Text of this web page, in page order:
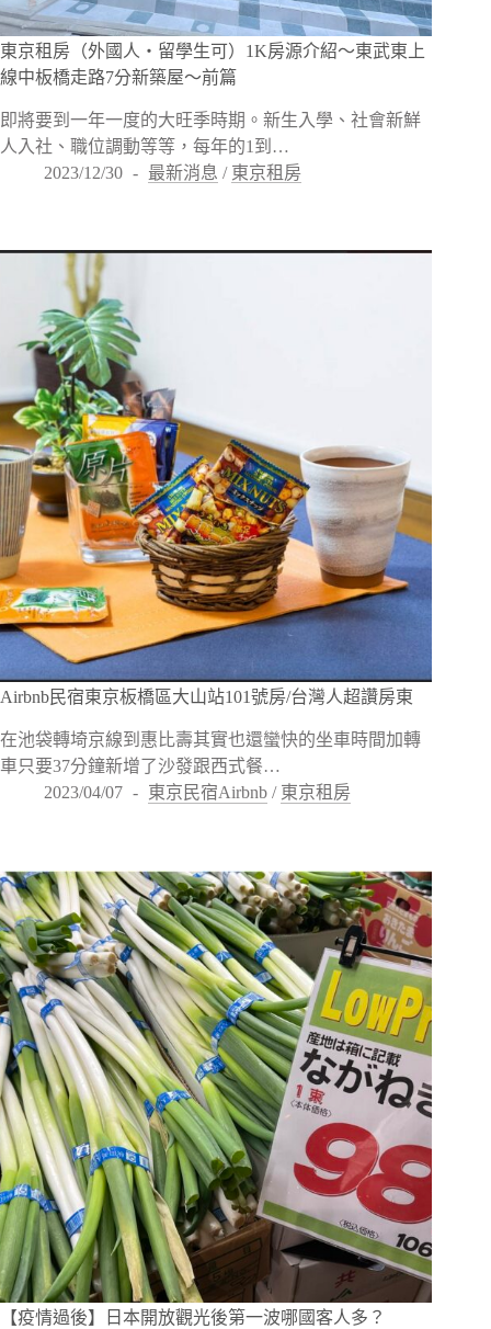
東京租房（外國人・留學生可）1K房源介紹〜東武東上
線中板橋走路7分新築屋〜前篇
即將要到一年一度的大旺季時期。新生入學、社會新鮮
人入社、職位調動等等，每年的1到…
2023/12/30
最新消息 / 東京租房
Airbnb民宿東京板橋區大山站101號房/台灣人超讚房東
在池袋轉埼京線到惠比壽其實也還蠻快的坐車時間加轉
車只要37分鐘新增了沙發跟西式餐…
2023/04/07
東京民宿Airbnb / 東京租房
【疫情過後】日本開放觀光後第一波哪國客人多？